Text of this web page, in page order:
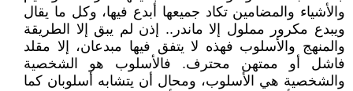
والأشياء والمضامين تكاد جميعها أبدع فيها، وكل ما يقال
ويبدع مكرور مملول إلا ماندر.. إذن لم يبق إلا الطريقة
والمنهج والأسلوب فهذه لا يتفق فيها مبدعان، إلا مقلد
فاشل أو ممتهن محترف. فالأسلوب هو الشخصية
والشخصية هي الأسلوب، ومحال أن يتشابه أسلوبان كما